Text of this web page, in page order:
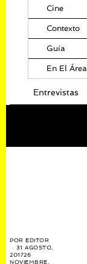
Cine
Contexto
Guía
En El Área
Entrevistas
POREDITOR
31 AGOSTO,
201726
NOVIEMBRE,